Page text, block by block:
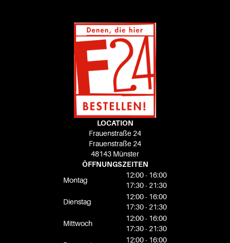
LOCATION
Frauenstraße 24
Frauenstraße 24
48143 Münster
ÖFFNUNGSZEITEN
Montag
12:00 - 16:00
17:30 - 21:30
Dienstag
12:00 - 16:00
17:30 - 21:30
Mittwoch
12:00 - 16:00
17:30 - 21:30
12:00 - 16:00